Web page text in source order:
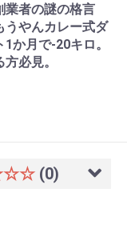
者の謎の格言
やんカレー式ダ
1か月で-20キロ。
必見。
(0)